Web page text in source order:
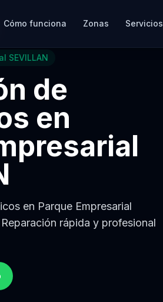
Cómo funciona Zonas Servicios
SEVILLAN
de
en
en Parque Empresarial
rápida y profesional